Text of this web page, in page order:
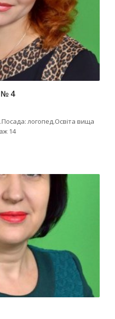
4
логопед.Освіта вища
14